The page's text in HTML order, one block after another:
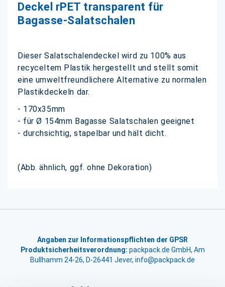
Deckel rPET transparent für
Bagasse-Salatschalen
Dieser Salatschalendeckel wird zu 100% aus
recyceltem Plastik hergestellt und stellt somit
eine umweltfreundlichere Alternative zu normalen
Plastikdeckeln dar.
- 170x35mm
- für Ø 154mm Bagasse Salatschalen geeignet
- durchsichtig, stapelbar und hält dicht.
(Abb. ähnlich, ggf. ohne Dekoration)
Angaben zur Informationspflichten der GPSR
Produktsicherheitsverordnung: packpack.de GmbH, Am
Bullhamm 24-26, D-26441 Jever, info@packpack.de